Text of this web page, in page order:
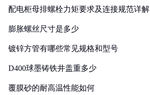
配电柜母排螺栓力矩要求及连接规范详解
膨胀螺丝尺寸是多少
镀锌方管有哪些常见规格和型号
D400球墨铸铁井盖重多少
覆膜砂的耐高温性能如何